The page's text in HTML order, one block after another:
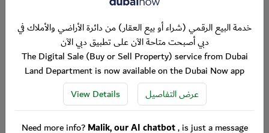
خدمة البيع الرقمي (شراء أو بيع العقار) من دائرة الأراضي والأملاك في
دبي أصبحت متاحة الآن على تطبيق دبي الآن
The Digital Sale (Buy or Sell Property) service from Dubai
Land Department is now available on the Dubai Now app
View Details
عرض التفاصيل
Need more info?Malik, our AI chatbot, is just a message